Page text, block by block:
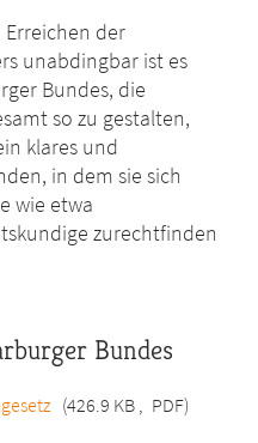
der
unabdingbar ist es
Bundes, die
so zu gestalten,
klares und
in dem sie sich
wie etwa
zurechtfinden
Bundes
(426.9 KB , PDF)